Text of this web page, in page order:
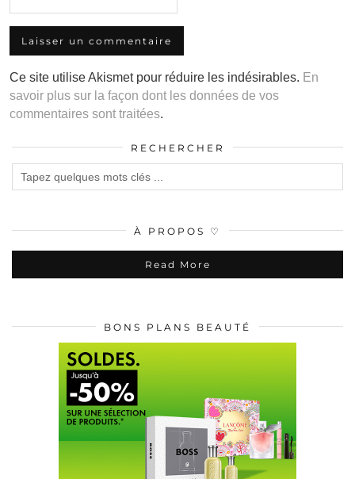
Ce site utilise Akismet pour réduire les indésirables. En
savoir plus sur la façon dont les données de vos
commentaires sont traitées.
RECHERCHER
À PROPOS ♡
Read More
BONS PLANS BEAUTÉ